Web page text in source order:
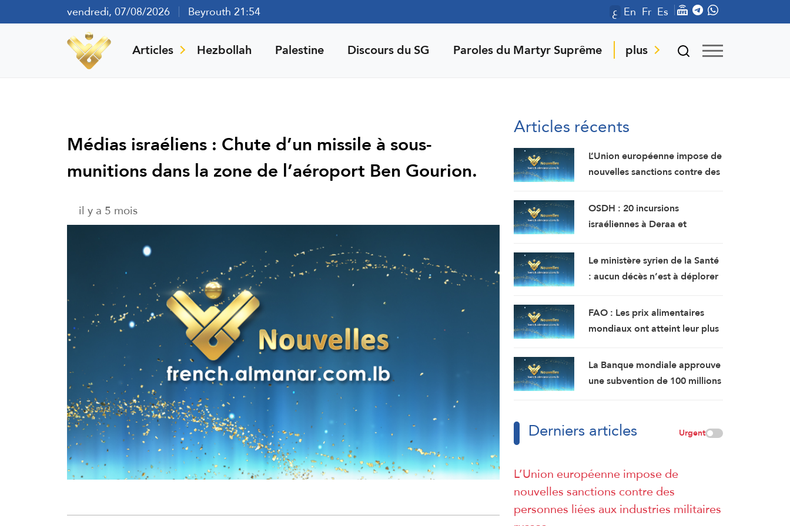
vendredi, 07/08/2026 Beyrouth 21:54 ع En Fr Es
Articles Hezbollah Palestine Discours du SG Paroles du Martyr Suprême plus
Médias israéliens : Chute d’un missile à sous-
munitions dans la zone de l’aéroport Ben Gourion.
il y a 5 mois
Articles récents
L’Union européenne impose de
nouvelles sanctions contre des
militaires russes.
OSDH : 20 incursions
israéliennes à Deraa et
Le ministère syrien de la Santé
: aucun décès n’est à déplorer
près de Damas, mais 14
personnes ont été blessées.
FAO : Les prix alimentaires
mondiaux ont atteint leur plus
juillet.
La Banque mondiale approuve
une subvention de 100 millions
Derniers articles Urgent
L’Union européenne impose de
nouvelles sanctions contre des
personnes liées aux industries militaires